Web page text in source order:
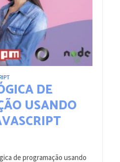
DE
USANDO
de programação usando